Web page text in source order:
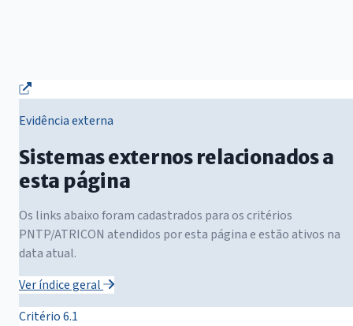
Evidência externa
Sistemas externos relacionados a
esta página
Os links abaixo foram cadastrados para os critérios
PNTP/ATRICON atendidos por esta página e estão ativos na
data atual.
Ver índice geral
Critério 6.1